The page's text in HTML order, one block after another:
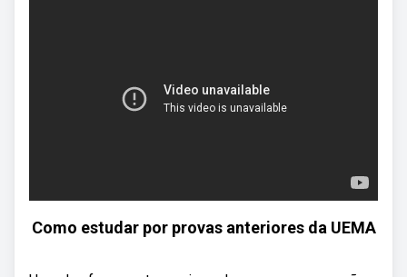
Como estudar por provas anteriores da UEMA